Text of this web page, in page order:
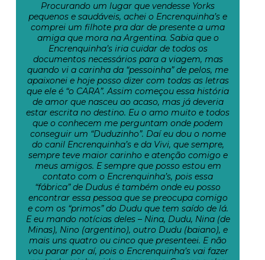
Procurando um lugar que vendesse Yorks
pequenos e saudáveis, achei o Encrenquinha’s e
comprei um filhote pra dar de presente a uma
amiga que mora na Argentina. Sabia que o
Encrenquinha’s iria cuidar de todos os
documentos necessários para a viagem, mas
quando vi a carinha da “pessoinha” de pelos, me
apaixonei e hoje posso dizer com todas as letras
que ele é “o CARA”. Assim começou essa história
de amor que nasceu ao acaso, mas já deveria
estar escrita no destino. Eu o amo muito e todos
que o conhecem me perguntam onde podem
conseguir um “Duduzinho”. Daí eu dou o nome
do canil Encrenquinha’s e da Vivi, que sempre,
sempre teve maior carinho e atenção comigo e
meus amigos. E sempre que posso estou em
contato com o Encrenquinha’s, pois essa
“fábrica” de Dudus é também onde eu posso
encontrar essa pessoa que se preocupa comigo
e com os “primos” do Dudu que tem saído de lá.
E eu mando notícias deles – Nina, Dudu, Nina (de
Minas), Nino (argentino), outro Dudu (baiano), e
mais uns quatro ou cinco que presenteei. E não
vou parar por aí, pois o Encrenquinha’s vai fazer